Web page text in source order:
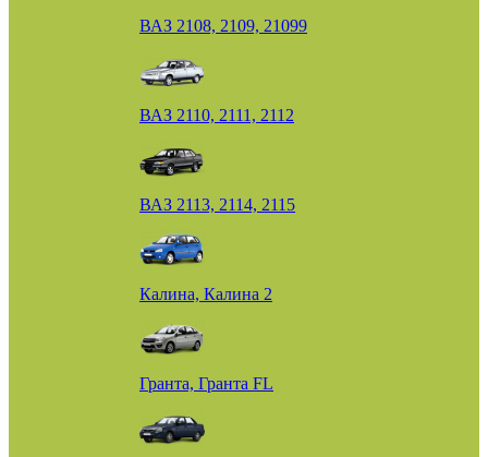
ВАЗ 2108, 2109, 21099
ВАЗ 2110, 2111, 2112
ВАЗ 2113, 2114, 2115
Калина, Калина 2
Гранта, Гранта FL